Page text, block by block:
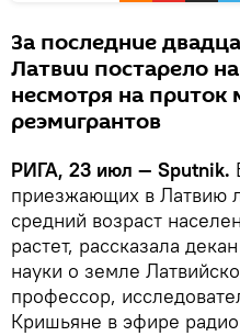
За последние
Латвии постарело
несмотря на
реэмигрантов
РИГА, 23 июл — Sputnik.
приезжающих в Латвию
средний возраст
растет, рассказала
науки о земле
профессор,
Кришьяне в эфире радио